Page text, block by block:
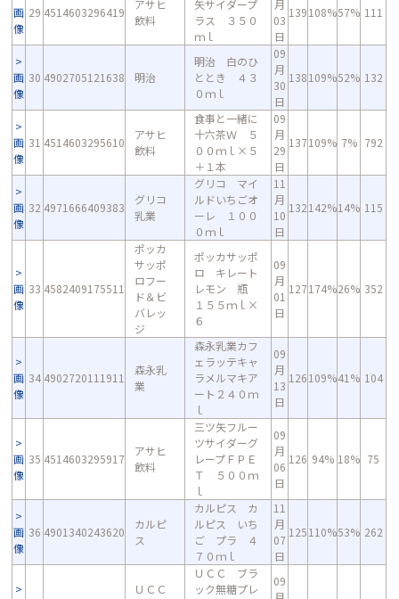
画
像
29 4514603296419
アサヒ
飲料
矢サイダープ
ラス ３５０
ｍｌ
月
03
日
139108%57% 111
画
像
30 4902705121638 明治
明治 白のひ
ととき ４３
０ｍｌ
09
月
30
日
138109%52% 132
画
像
31 4514603295610
アサヒ
飲料
食事と一緒に
十六茶Ｗ ５
００ｍｌ×５
＋１本
09
月
29
日
137109% 7% 792
画
像
32 4971666409383
グリコ
乳業
グリコ マイ
ルドいちごオ
ーレ １００
０ｍｌ
11
月
10
日
132142%14% 115
画
像
33 4582409175511
ポッカ
サッポ
ロフー
ド＆ビ
バレッ
ジ
ポッカサッポ
ロ キレート
レモン 瓶
１５５ｍｌ×
６
09
月
01
日
127174%26% 352
画
像
34 4902720111911
森永乳
業
森永乳業カフ
ェラッテキャ
ラメルマキア
ート２４０ｍ
ｌ
09
月
13
日
126109%41% 104
画
像
35 4514603295917
アサヒ
飲料
三ツ矢フルー
ツサイダーグ
レープＦＰＥ
Ｔ ５００ｍ
ｌ
09
月
06
日
126 94% 18% 75
画
像
36 4901340243620
カルピ
ス
カルピス カ
ルピス いち
ご プラ ４
７０ｍｌ
11
月
07
日
125110%53% 262
ＵＣＣ
ＵＣＣ ブラ
ック無糖プレ
09